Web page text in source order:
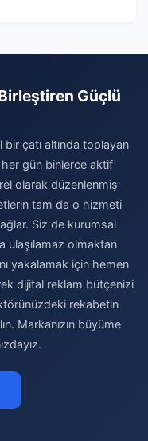
Güçlü
bir çatı altında toplayan
her gün binlerce aktif
olarak düzenlenmiş
tam da o hizmeti
Siz de kurumsal
ulaşılamaz olmaktan
yakalamak için hemen
dijital reklam bütçenizi
rekabetin
Markanızın büyüme